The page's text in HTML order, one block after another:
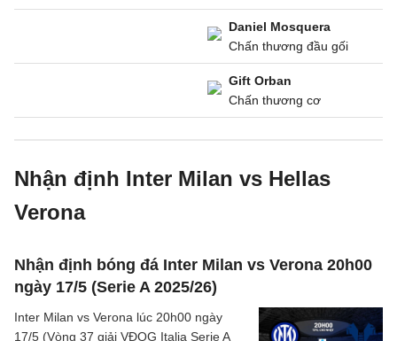
Daniel Mosquera
Chấn thương đầu gối
Gift Orban
Chấn thương cơ
Nhận định Inter Milan vs Hellas
Verona
Nhận định bóng đá Inter Milan vs Verona 20h00
ngày 17/5 (Serie A 2025/26)
Inter Milan vs Verona lúc 20h00 ngày
17/5 (Vòng 37 giải VĐQG Italia Serie A